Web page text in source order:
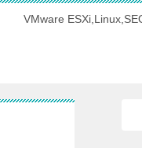
VMware